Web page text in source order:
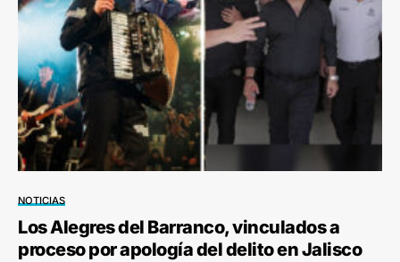
NOTICIAS
Los Alegres del Barranco, vinculados a
proceso por apología del delito en Jalisco